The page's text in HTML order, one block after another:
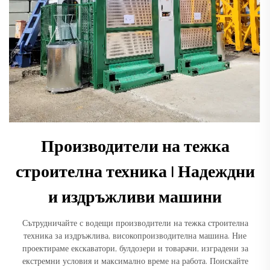
Производители на тежка
строителна техника | Надеждни
и издръжливи машини
Сътрудничайте с водещи производители на тежка строителна
техника за издръжлива, високопроизводителна машина. Ние
проектираме екскаватори, булдозери и товарачи, изградени за
екстремни условия и максимално време на работа. Поискайте